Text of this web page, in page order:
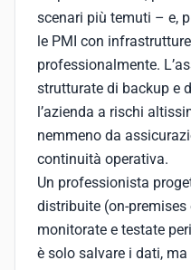
scenari più temuti – e,
le PMI con
professionalmente.
strutturate di backup e
l’azienda a rischi
nemmeno da
continuità operativa.
Un professionista
distribuite (on-
monitorate e testate
è solo salvare i dati,